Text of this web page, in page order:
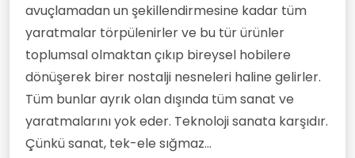
avuçlamadan un şekillendirmesine kadar tüm
yaratmalar törpülenirler ve bu tür ürünler
toplumsal olmaktan çıkıp bireysel hobilere
dönüşerek birer nostalji nesneleri haline gelirler.
Tüm bunlar ayrık olan dışında tüm sanat ve
yaratmalarını yok eder. Teknoloji sanata karşıdır.
Çünkü sanat, tek-ele sığmaz…